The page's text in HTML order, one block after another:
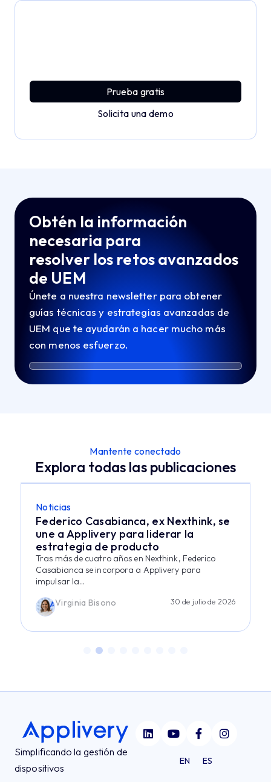
Prueba gratis
Solicita una demo
Obtén la información
necesaria para
resolver los retos avanzados
de UEM
Únete a nuestra newsletter para obtener
guías técnicas y estrategias avanzadas de
UEM que te ayudarán a hacer mucho más
con menos esfuerzo.
Mantente conectado
Explora todas las publicaciones
Noticias
Federico Casabianca, ex Nexthink, se
une a Applivery para liderar la
estrategia de producto
Tras más de cuatro años en Nexthink, Federico
Casabianca se incorpora a Applivery para
impulsar la...
Virginia Bisono
30 de julio de 2026
Simplificando la gestión de
dispositivos
EN ES